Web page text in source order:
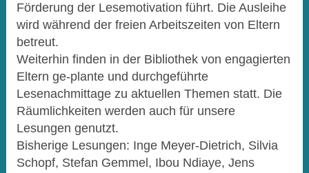
Förderung der Lesemotivation führt. Die Ausleihe
wird während der freien Arbeitszeiten von Eltern
betreut.
Weiterhin finden in der Bibliothek von engagierten
Eltern ge-plante und durchgeführte
Lesenachmittage zu aktuellen Themen statt. Die
Räumlichkeiten werden auch für unsere
Lesungen genutzt.
Bisherige Lesungen: Inge Meyer-Dietrich, Silvia
Schopf, Stefan Gemmel, Ibou Ndiaye, Jens